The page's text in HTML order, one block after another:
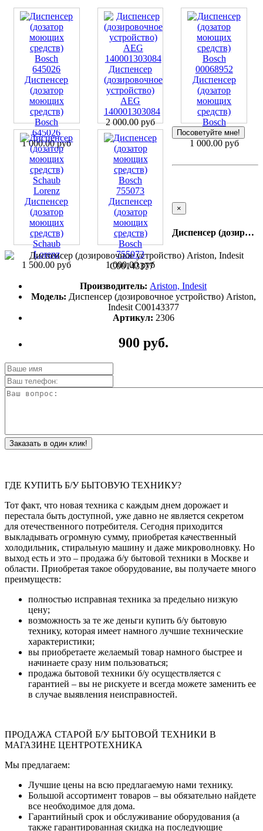
Диспенсер
(дозатор
моющих
средств)
Bosch
645026
1 000.00 руб
Диспенсер
(дозировочное
устройство)
AEG
140001303084
2 000.00 руб
Диспенсер
(дозатор
моющих
средств)
Bosch
00068952
1 000.00 руб
Диспенсер
(дозатор
моющих
средств)
Schaub
Lorenz
1 500.00 руб
Диспенсер
(дозатор
моющих
средств)
Bosch
755073
1 000.00 руб
Посоветуйте мне!
×
Диспенсер (дозировочное устройство) Ariston, Indesit C00143377
Производитель: Ariston, Indesit
Модель: Диспенсер (дозировочное устройство) Ariston,
Indesit C00143377
Артикул: 2306
900 руб.
Заказать в один клик!
ГДЕ КУПИТЬ Б/У БЫТОВУЮ ТЕХНИКУ?
Тот факт, что новая техника с каждым днем дорожает и
перестала быть доступной, уже давно не является секретом
для отечественного потребителя. Сегодня приходится
выкладывать огромную сумму, приобретая качественный
холодильник, стиральную машину и даже микроволновку. Но
выход есть и это – продажа б/у бытовой техники в Москве и
области. Приобретая такое оборудование, вы получаете много
преимуществ:
полностью исправная техника за предельно низкую
цену;
возможность за те же деньги купить б/у бытовую
технику, которая имеет намного лучшие технические
характеристики;
вы приобретаете желаемый товар намного быстрее и
начинаете сразу ним пользоваться;
продажа бытовой техники б/у осуществляется с
гарантией – вы не рискуете и всегда можете заменить ее
в случае выявления неисправностей.
ПРОДАЖА СТАРОЙ Б/У БЫТОВОЙ ТЕХНИКИ В
МАГАЗИНЕ ЦЕНТРОТЕХНИКА
Мы предлагаем:
Лучшие цены на всю предлагаемую нами технику.
Большой ассортимент товаров – вы обязательно найдете
все необходимое для дома.
Гарантийный срок и обслуживание оборудования (а
также гарантированная скидка на последующие